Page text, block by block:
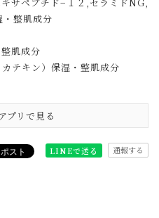
・整肌成分
肌成分
テキン）保湿・整肌成分
プリで見る
LINEで送る 通報する